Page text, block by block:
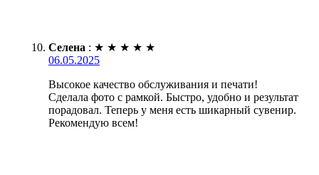
Селена : ★ ★ ★ ★ ★
06.05.2025
Высокое качество обслуживания и печати!
Сделала фото с рамкой. Быстро, удобно и результат
порадовал. Теперь у меня есть шикарный сувенир.
Рекомендую всем!